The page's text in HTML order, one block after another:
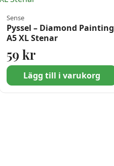
Sense
Pyssel – Diamond Painting
A5 XL Stenar
59kr
Lägg till i varukorg